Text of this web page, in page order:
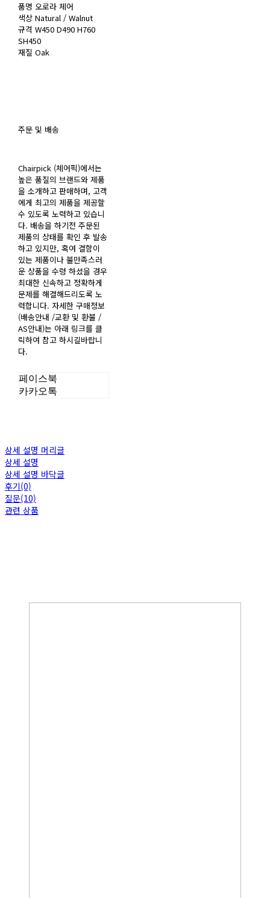
품명 오로라 체어
색상 Natural / Walnut
규격 W450 D490 H760
SH450
재질 Oak
주문 및 배송
Chairpick (체어픽)에서는
높은 품질의 브랜드와 제품
을 소개하고 판매하며, 고객
에게 최고의 제품을 제공할
수 있도록 노력하고 있습니
다. 배송을 하기전 주문된
제품의 상태를 확인 후 발송
하고 있지만, 혹여 결함이
있는 제품이나 불만족스러
운 상품을 수령 하셨을 경우
최대한 신속하고 정확하게
문제를 해결해드리도록 노
력합니다. 자세한 구매정보
(배송안내 /교환 및 환불 /
AS안내)는 아래 링크를 클
릭하여 참고 하시길바랍니
다.
페이스북
카카오톡
상세 설명 머리글
상세 설명
상세 설명 바닥글
후기(0)
질문(10)
관련 상품